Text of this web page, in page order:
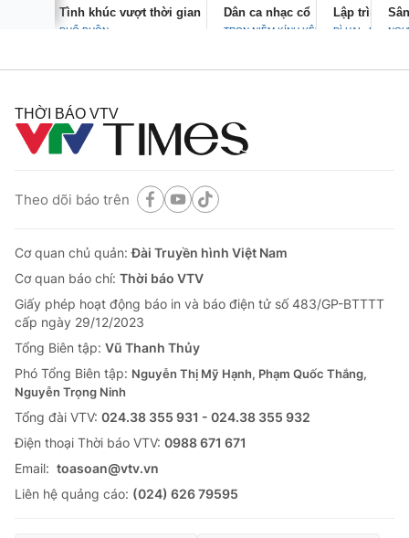
VTV Money VTV Thể thao
Thị trường 24h Tấm lòng Việt
VTV4 Vươn mình bằng AI
VTV9 VTV8
Liên hệ tòa soạn English
THỜI BÁO VTV
Theo dõi báo trên
Tình khúc vượt thời gian
PHỐ BUỒN
Dân ca nhạc cổ
TRỌN NIỀM KÍNH YÊU
Lập trình
DÌ HAI - PHẦN 2
THỜI BÁO VTV
Theo dõi báo trên
Cơ quan chủ quản:Đài Truyền hình Việt Nam
Cơ quan báo chí: Thời báo VTV
Giấy phép hoạt động báo in và báo điện tử số 483/GP-BTTTT
cấp ngày 29/12/2023
Tổng Biên tập: Vũ Thanh Thủy
Phó Tổng Biên tập: Nguyễn Thị Mỹ Hạnh, Phạm Quốc Thắng,
Nguyễn Trọng Ninh
Tổng đài VTV: 024.38 355 931 - 024.38 355 932
Ðiện thoại Thời báo VTV: 0988 671 671
Email: toasoan@vtv.vn
Liên hệ quảng cáo: (024) 626 79595